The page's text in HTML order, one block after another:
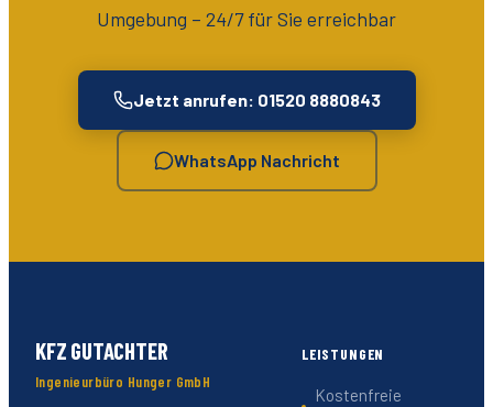
Umgebung – 24/7 für Sie erreichbar
Jetzt anrufen: 01520 8880843
WhatsApp Nachricht
KFZ GUTACHTER
Ingenieurbüro Hunger GmbH
LEISTUNGEN
Kostenfreie